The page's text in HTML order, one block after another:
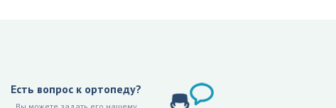
Есть вопрос к ортопеду?